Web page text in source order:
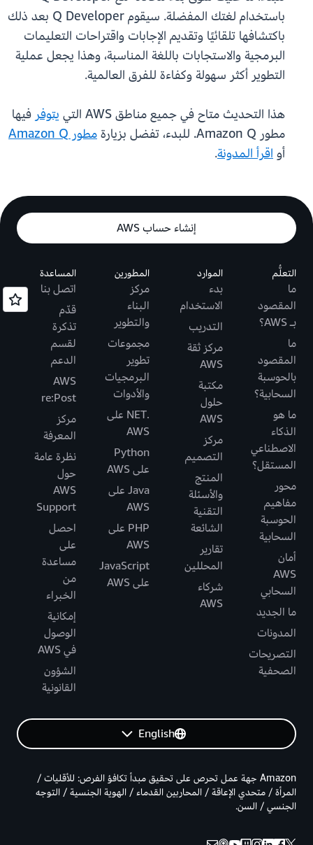
باستخدام لغتك المفضلة. سيقوم Q Developer بعد ذلك
باكتشافها تلقائيًا وتقديم الإجابات واقتراحات التعليمات
البرمجية والاستجابات باللغة المناسبة، وهذا يجعل عملية
التطوير أكثر سهولة وكفاءة للفرق العالمية.
هذا التحديث متاح في جميع مناطق AWS التي يتوفر فيها
مطور Amazon Q. للبدء، تفضل بزيارة
مطور Amazon Q
أو اقرأ المدونة.
إنشاء حساب AWS
التعلُّم
ما
المقصود
بـ AWS؟
ما
المقصود
بالحوسبة
السحابية؟
ما هو
الذكاء
الاصطناعي
المستقل؟
محور
مفاهيم
الحوسبة
السحابية
أمان
AWS
السحابي
ما الجديد
المدونات
التصريحات
الصحفية
الموارد
بدء
الاستخدام
التدريب
مركز ثقة
AWS
مكتبة
حلول
AWS
مركز
التصميم
المنتج
والأسئلة
التقنية
الشائعة
تقارير
المحللين
شركاء
AWS
المطورين
مركز
البناء
والتطوير
مجموعات
تطوير
البرمجيات
والأدوات
.NET على
AWS
Python
على AWS
Java على
AWS
PHP على
AWS
JavaScript
على AWS
المساعدة
اتصل بنا
قدّم
تذكرة
لقسم
الدعم
AWS
re:Post
مركز
المعرفة
نظرة عامة
حول
AWS
Support
احصل
على
مساعدة
من
الخبراء
إمكانية
الوصول
في AWS
الشؤون
القانونية
English
Amazon جهة عمل تحرص على تحقيق مبدأ تكافؤ الفرص: للأقليات /
المرأة / متحدي الإعاقة / المحاربين القدماء / الهوية الجنسية / التوجه
الجنسي / السن.